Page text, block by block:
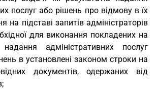
послуг або рішень про відмову в їх
на підставі запитів адміністраторів
для виконання покладених на
адміністративних послуг
в установлені законом строки на
документів, одержаних від